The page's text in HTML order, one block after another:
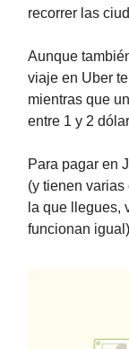
recorrer las
Aunque
viaje en Uber
mientras que
entre 1 y 2
Para pagar en
(y tienen
la que llegues,
funcionan